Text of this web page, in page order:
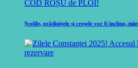
Școlile, grădinițele și creșele vor fi închise,